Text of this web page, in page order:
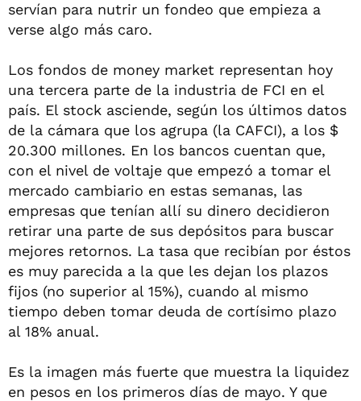
servían para nutrir un fondeo que empieza a
verse algo más caro.
Los fondos de money market representan hoy
una tercera parte de la industria de FCI en el
país. El stock asciende, según los últimos datos
de la cámara que los agrupa (la CAFCI), a los $
20.300 millones. En los bancos cuentan que,
con el nivel de voltaje que empezó a tomar el
mercado cambiario en estas semanas, las
empresas que tenían allí su dinero decidieron
retirar una parte de sus depósitos para buscar
mejores retornos. La tasa que recibían por éstos
es muy parecida a la que les dejan los plazos
fijos (no superior al 15%), cuando al mismo
tiempo deben tomar deuda de cortísimo plazo
al 18% anual.
Es la imagen más fuerte que muestra la liquidez
en pesos en los primeros días de mayo. Y que